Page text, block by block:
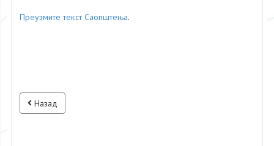
Преузмите текст Саопштења.
Назад